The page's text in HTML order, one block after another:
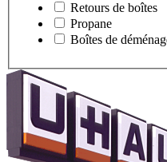
Retours de boîtes
Propane
Boîtes de